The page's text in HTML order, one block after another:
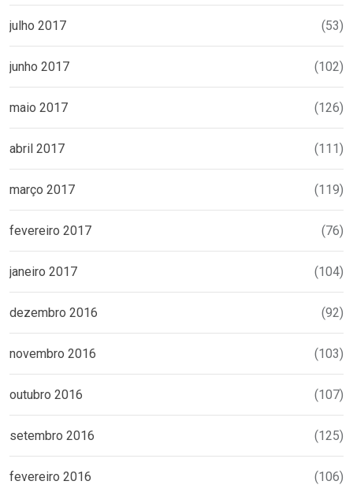
julho 2017 (53)
junho 2017 (102)
maio 2017 (126)
abril 2017 (111)
março 2017 (119)
fevereiro 2017 (76)
janeiro 2017 (104)
dezembro 2016 (92)
novembro 2016 (103)
outubro 2016 (107)
setembro 2016 (125)
fevereiro 2016 (106)